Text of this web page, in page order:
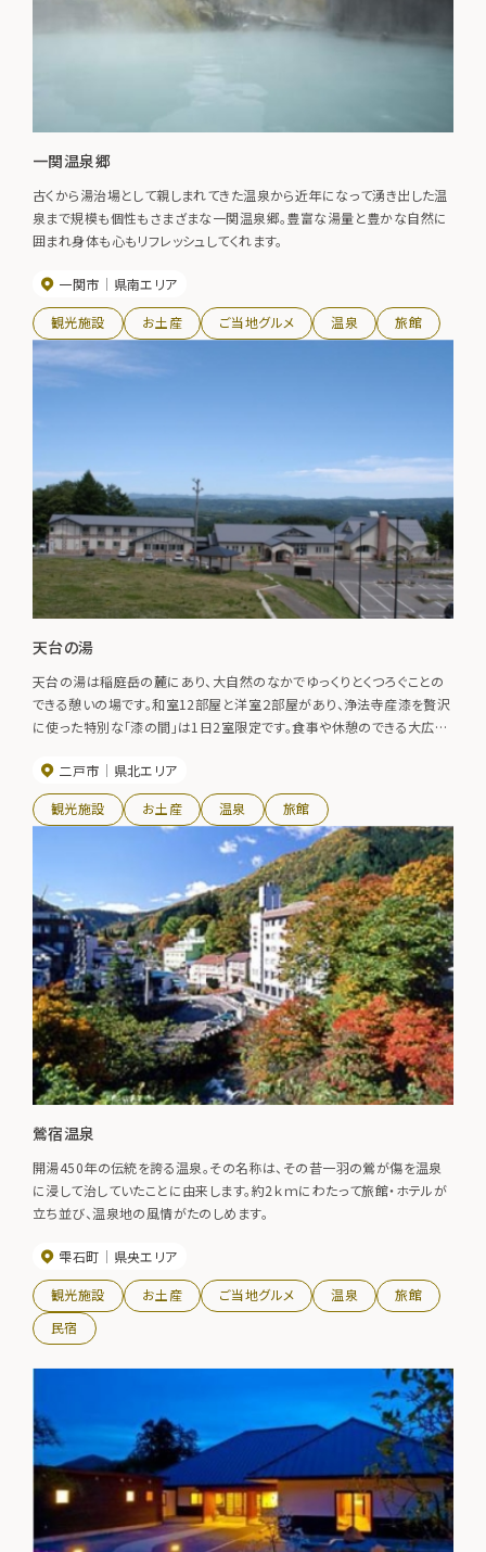
一関温泉郷
古くから湯治場として親しまれてきた温泉から近年になって湧き出した温
泉まで規模も個性もさまざまな一関温泉郷。豊富な湯量と豊かな自然に
囲まれ身体も心もリフレッシュしてくれます。
一関市 県南エリア
観光施設 お土産 ご当地グルメ 温泉 旅館
天台の湯
天台の湯は稲庭岳の麓にあり、大自然のなかでゆっくりとくつろぐことの
できる憩いの場です。和室12部屋と洋室２部屋があり、浄法寺産漆を贅沢
に使った特別な「漆の間」は1日2室限定です。食事や休憩のできる大広間
く含んだ弱アルカリミネラル泉の大浴場とサウナがあり、日帰りの入浴も
できます。
二戸市 県北エリア
観光施設 お土産 温泉 旅館
鶯宿温泉
開湯450年の伝統を誇る温泉。その名称は、その昔一羽の鶯が傷を温泉
に浸して治していたことに由来します。約2ｋｍにわたって旅館・ホテルが
立ち並び、温泉地の風情がたのしめます。
雫石町 県央エリア
観光施設 お土産 ご当地グルメ 温泉
旅館
民宿